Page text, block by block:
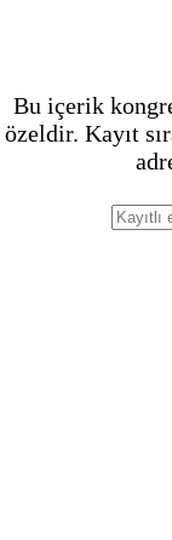
Bu içerik
özeldir. Kayıt